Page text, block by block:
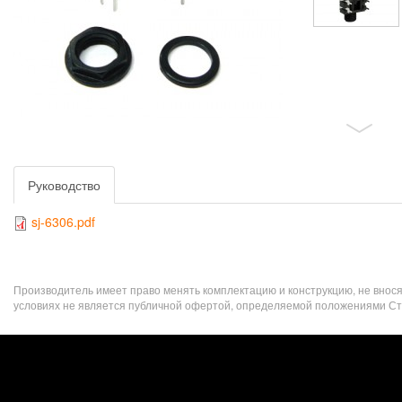
Руководство
sj-6306.pdf
Производитель имеет право менять комплектацию и конструкцию, не
условиях не является публичной офертой, определяемой положениями